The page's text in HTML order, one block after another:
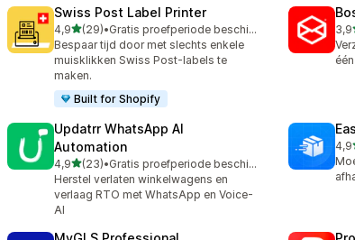
Swiss Post Label Printer
4,9van 5 sterren
(29)
29 recensies in totaal
•
Gratis proefperiode beschikbaar
Bespaar tijd door met slechts enkele
muisklikken Swiss Post-labels te
maken.
Built for Shopify
3,9
24
Updatrr WhatsApp AI
Automation
4,9van 5 sterren
(23)
23 recensies in totaal
•
Gratis proefperiode beschikbaar
Herstel verlaten winkelwagens en
verlaag RTO met WhatsApp en Voice-
AI
4,9
21